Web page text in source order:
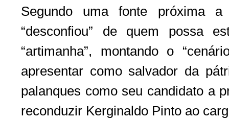
Segundo uma fonte próxima
“desconfiou” de quem possa
“artimanha”, montando o
apresentar como salvador da
palanques como seu candidato a
reconduzir Kerginaldo Pinto ao